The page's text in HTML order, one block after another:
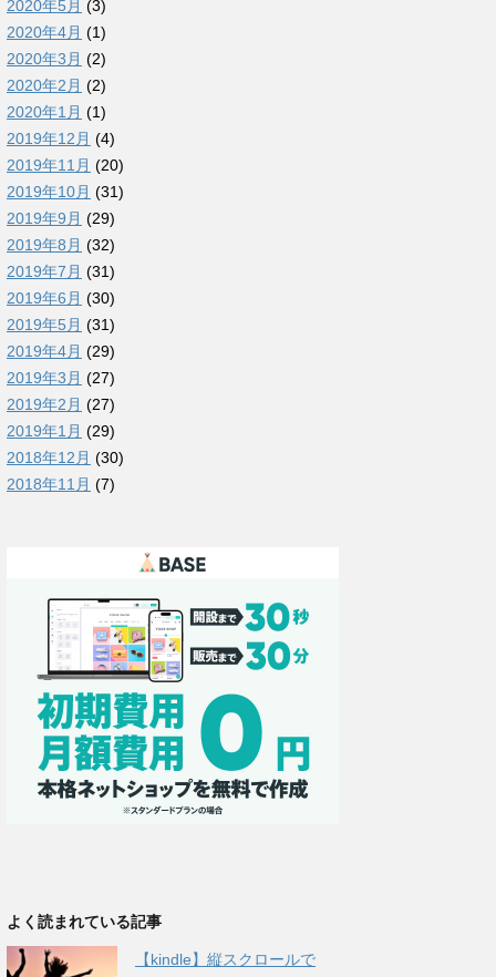
2020年5月 (3)
2020年4月 (1)
2020年3月 (2)
2020年2月 (2)
2020年1月 (1)
2019年12月 (4)
2019年11月 (20)
2019年10月 (31)
2019年9月 (29)
2019年8月 (32)
2019年7月 (31)
2019年6月 (30)
2019年5月 (31)
2019年4月 (29)
2019年3月 (27)
2019年2月 (27)
2019年1月 (29)
2018年12月 (30)
2018年11月 (7)
よく読まれている記事
【kindle】縦スクロールで